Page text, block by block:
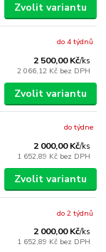
Zvolit variantu
2 500,00 Kč/ks
2 066,12 Kč bez DPH
do 4 týdnů
Zvolit variantu
2 000,00 Kč/ks
1 652,89 Kč bez DPH
do týdne
Zvolit variantu
2 000,00 Kč/ks
1 652,89 Kč bez DPH
do 2 týdnů